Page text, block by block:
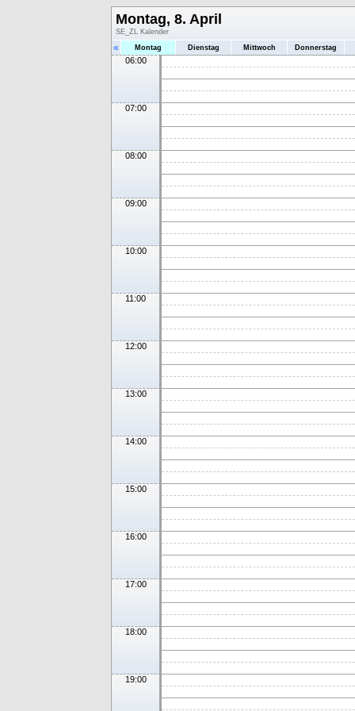
Montag, 8. April
SE_ZL Kalender
« Montag Dienstag Mittwoch Donnerstag
06:00
07:00
08:00
09:00
10:00
11:00
12:00
13:00
14:00
15:00
16:00
17:00
18:00
19:00